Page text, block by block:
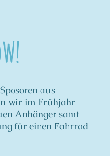
aus
wir im Frühjahr
Anhänger samt
für einen Fahrrad